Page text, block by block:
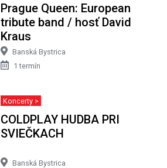
Prague Queen: European
tribute band / hosť David
Kraus
Banská Bystrica
1 termín
Koncerty >
COLDPLAY HUDBA PRI
SVIEČKACH
Banská Bystrica